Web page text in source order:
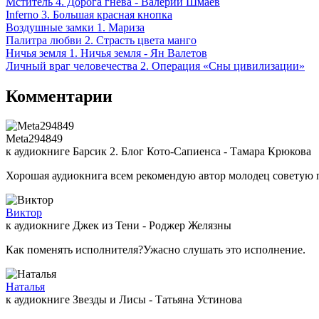
Inferno 3. Большая красная кнопка
Воздушные замки 1. Мариза
Палитра любви 2. Страсть цвета манго
Ничья земля 1. Ничья земля - Ян Валетов
Личный враг человечества 2. Операция «Сны цивилизации»
Комментарии
Meta294849
к аудиокниге Барсик 2. Блог Кото-Сапиенса - Тамара Крюкова
Хорошая аудиокнига всем рекомендую автор молодец советую
Виктор
к аудиокниге Джек из Тени - Роджер Желязны
Как поменять исполнителя?Ужасно слушать это исполнение.
Наталья
к аудиокниге Звезды и Лисы - Татьяна Устинова